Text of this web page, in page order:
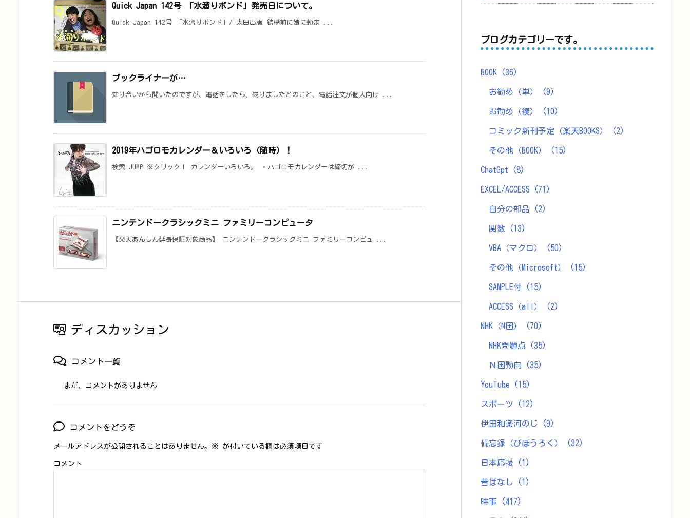
Quick Japan 142号 「水溜りボンド」発売日について。
Quick Japan 142号 「水溜りボンド」/ 太田出版 結構前に娘に頼ま ...
ブックライナーが…
知り合いから聞いたのですが、電話をしたら、終りましたとのこと、電話注文が個人向け ...
2019年ハゴロモカレンダー＆いろいろ（随時）！
検索 JUMP ※クリック！ カレンダーいろいろ。 ・ハゴロモカレンダーは締切が ...
ニンテンドークラシックミニ ファミリーコンピュータ
【楽天あんしん延長保証対象商品】 ニンテンドークラシックミニ ファミリーコンピュ ...
ディスカッション
コメント一覧
まだ、コメントがありません
コメントをどうぞ
メールアドレスが公開されることはありません。 ※ が付いている欄は必須項目です
コメント
ブログカテゴリーです。
BOOK (36)
お勧め（単） (9)
お勧め（複） (10)
コミック新刊予定（楽天BOOKS） (2)
その他（BOOK） (15)
ChatGpt (8)
EXCEL/ACCESS (71)
自分の部品 (2)
関数 (13)
VBA（マクロ） (50)
その他（Microsoft） (15)
SAMPLE付 (15)
ACCESS（all） (2)
NHK（N国） (70)
NHK問題点 (35)
Ｎ国動向 (35)
YouTube (15)
スポーツ (12)
伊田和楽河のじ (9)
備忘録（びぼうろく） (32)
日本応援 (1)
昔ばなし (1)
時事 (417)